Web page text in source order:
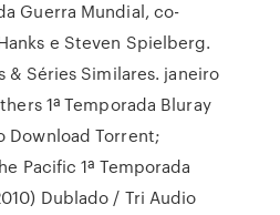
Guerra Mundial, co-
e Steven Spielberg.
& Séries Similares. janeiro
1ª Temporada Bluray
Download Torrent;
Pacific 1ª Temporada
Dublado / Tri Audio